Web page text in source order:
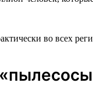
во всех